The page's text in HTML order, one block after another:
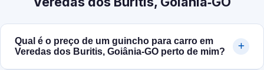
Qual é o preço de um guincho para carro em
Veredas dos Buritis, Goiânia‑GO perto de mim?